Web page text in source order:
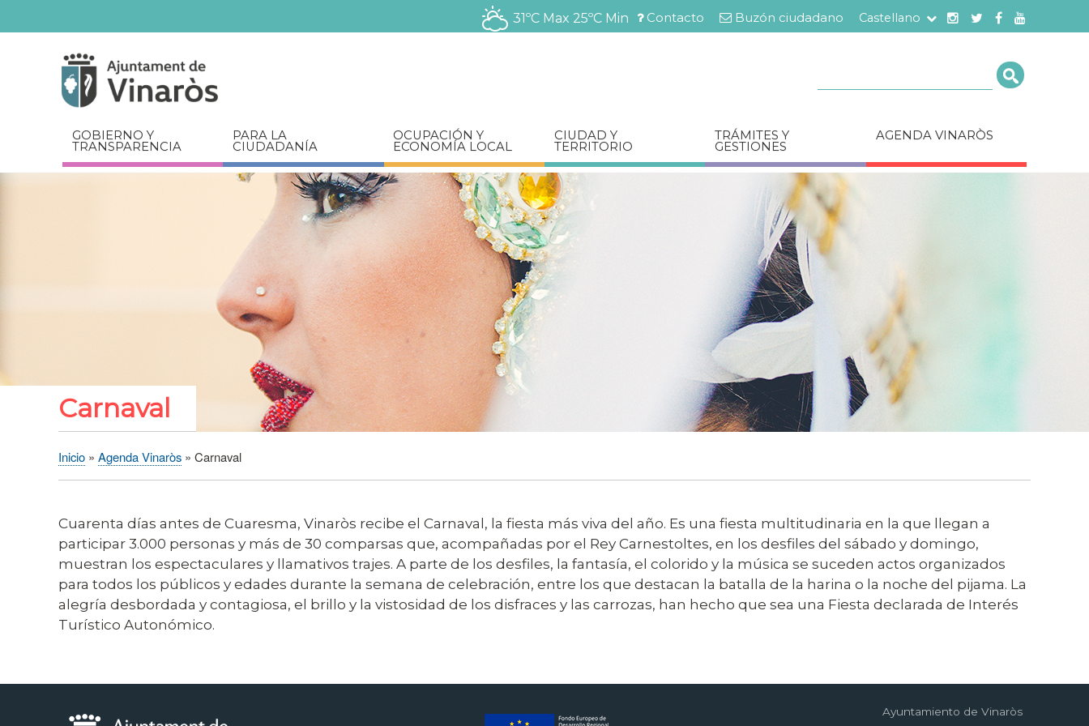
Pasar
al
relacionados
Menú
Contacto Buzón ciudadano Castellano
31ºC Max 25ºC Min
GOBIERNO Y
TRANSPARENCIA
PARA LA
CIUDADANÍA
OCUPACIÓN Y
ECONOMÍA LOCAL
CIUDAD Y
TERRITORIO
TRÁMITES Y
GESTIONES
AGENDA VINARÒS
Carnaval
Sobrescribir
ayuda
a
la
navegación
Inicio Agenda Vinaròs Carnaval
Cuarenta días antes de Cuaresma, Vinaròs recibe el Carnaval, la fiesta más viva del año. Es una fiesta multitudinaria en la que llegan a
participar 3.000 personas y más de 30 comparsas que, acompañadas por el Rey Carnestoltes, en los desfiles del sábado y domingo,
muestran los espectaculares y llamativos trajes. A parte de los desfiles, la fantasía, el colorido y la música se suceden actos organizados
para todos los públicos y edades durante la semana de celebración, entre los que destacan la batalla de la harina o la noche del pijama. La
alegría desbordada y contagiosa, el brillo y la vistosidad de los disfraces y las carrozas, han hecho que sea una Fiesta declarada de Interés
Turístico Autonómico.
Ayuntamiento de Vinaròs